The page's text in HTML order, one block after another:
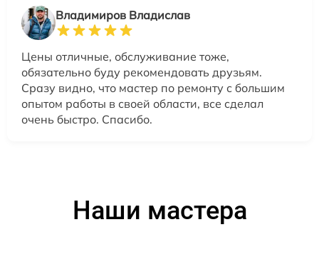
Владимиров Владислав
Цены отличные, обслуживание тоже,
обязательно буду рекомендовать друзьям.
Сразу видно, что мастер по ремонту с большим
опытом работы в своей области, все сделал
очень быстро. Спасибо.
Наши мастера